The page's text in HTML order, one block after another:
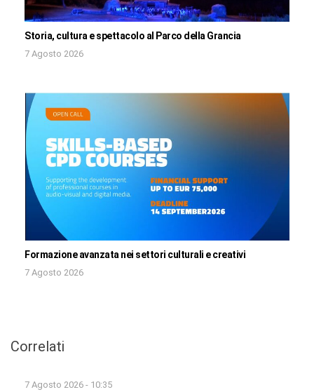
Storia, cultura e spettacolo al Parco della Grancia
7 Agosto 2026
Formazione avanzata nei settori culturali e creativi
7 Agosto 2026
Correlati
7 Agosto 2026 - 10:35